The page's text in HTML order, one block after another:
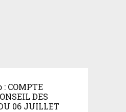
COMPTE
DES
06 JUILLET